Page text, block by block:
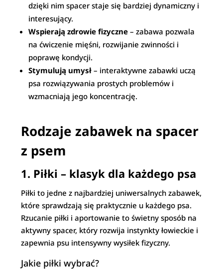
dzięki nim spacer staje się bardziej dynamiczny i
interesujący.
Wspierają zdrowie fizyczne – zabawa pozwala
na ćwiczenie mięśni, rozwijanie zwinności i
poprawę kondycji.
Stymulują umysł – interaktywne zabawki uczą
psa rozwiązywania prostych problemów i
wzmacniają jego koncentrację.
Rodzaje zabawek na spacer
z psem
1. Piłki – klasyk dla każdego psa
Piłki to jedne z najbardziej uniwersalnych zabawek,
które sprawdzają się praktycznie u każdego psa.
Rzucanie piłki i aportowanie to świetny sposób na
aktywny spacer, który rozwija instynkty łowieckie i
zapewnia psu intensywny wysiłek fizyczny.
Jakie piłki wybrać?